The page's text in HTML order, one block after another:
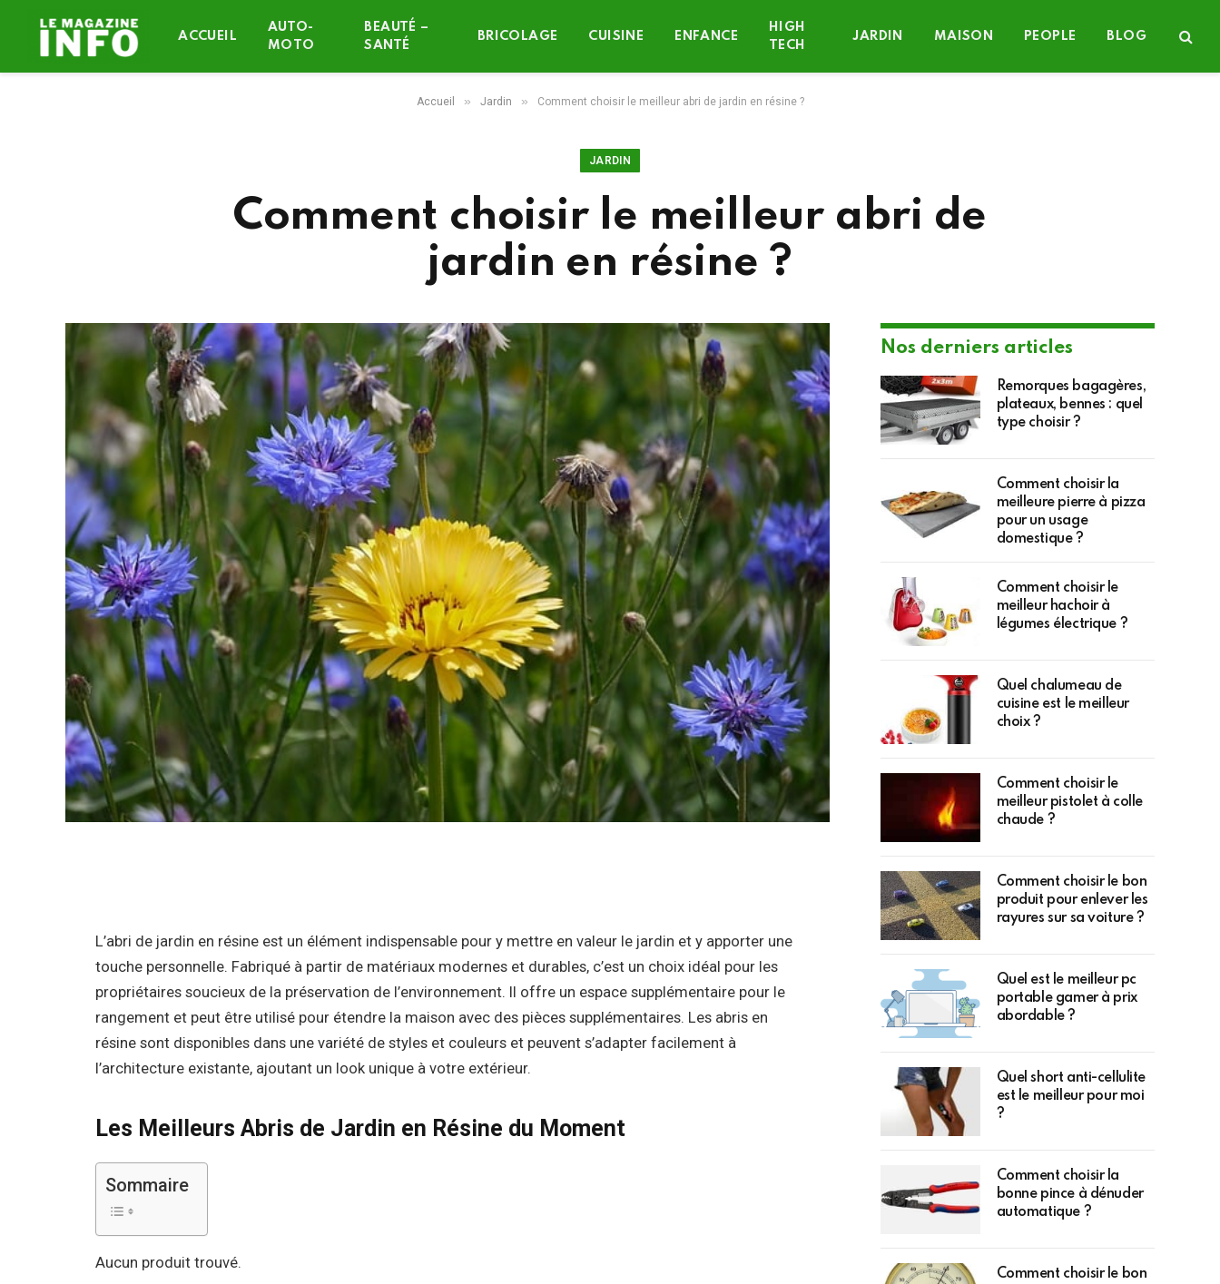
ACCUEIL
AUTO-
MOTO
BEAUTÉ –
SANTÉ
BRICOLAGE CUISINE ENFANCE
HIGH
TECH
JARDIN MAISON PEOPLE BLOG
Accueil » Jardin » Comment choisir le meilleur abri de jardin en résine ?
JARDIN
Comment choisir le meilleur abri de
jardin en résine ?
L’abri de jardin en résine est un élément indispensable pour y mettre en valeur le jardin et y apporter une
touche personnelle. Fabriqué à partir de matériaux modernes et durables, c’est un choix idéal pour les
propriétaires soucieux de la préservation de l’environnement. Il offre un espace supplémentaire pour le
rangement et peut être utilisé pour étendre la maison avec des pièces supplémentaires. Les abris en
résine sont disponibles dans une variété de styles et couleurs et peuvent s’adapter facilement à
l’architecture existante, ajoutant un look unique à votre extérieur.
Les Meilleurs Abris de Jardin en Résine du Moment
Sommaire
Aucun produit trouvé.
Nos derniers articles
Remorques bagagères,
plateaux, bennes : quel
type choisir ?
Comment choisir la
meilleure pierre à pizza
pour un usage
domestique ?
Comment choisir le
meilleur hachoir à
légumes électrique ?
Quel chalumeau de
cuisine est le meilleur
choix ?
Comment choisir le
meilleur pistolet à colle
chaude ?
Comment choisir le bon
produit pour enlever les
rayures sur sa voiture ?
Quel est le meilleur pc
portable gamer à prix
abordable ?
Quel short anti-cellulite
est le meilleur pour moi
?
Comment choisir la
bonne pince à dénuder
automatique ?
Comment choisir le bon